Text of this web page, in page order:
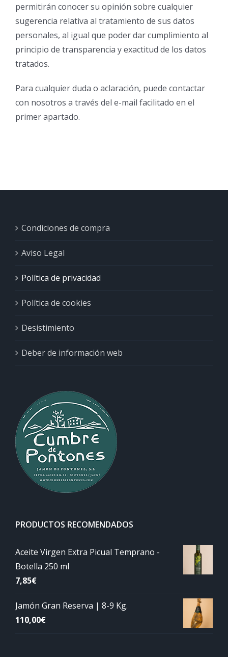
permitirán conocer su opinión sobre cualquier
sugerencia relativa al tratamiento de sus datos
personales, al igual que poder dar cumplimiento al
principio de transparencia y exactitud de los datos
tratados.
Para cualquier duda o aclaración, puede contactar
con nosotros a través del e-mail facilitado en el
primer apartado.
Condiciones de compra
Aviso Legal
Política de privacidad
Política de cookies
Desistimiento
Deber de información web
PRODUCTOS RECOMENDADOS
Aceite Virgen Extra Picual Temprano -
Botella 250 ml
7,85€
Jamón Gran Reserva | 8-9 Kg.
110,00€